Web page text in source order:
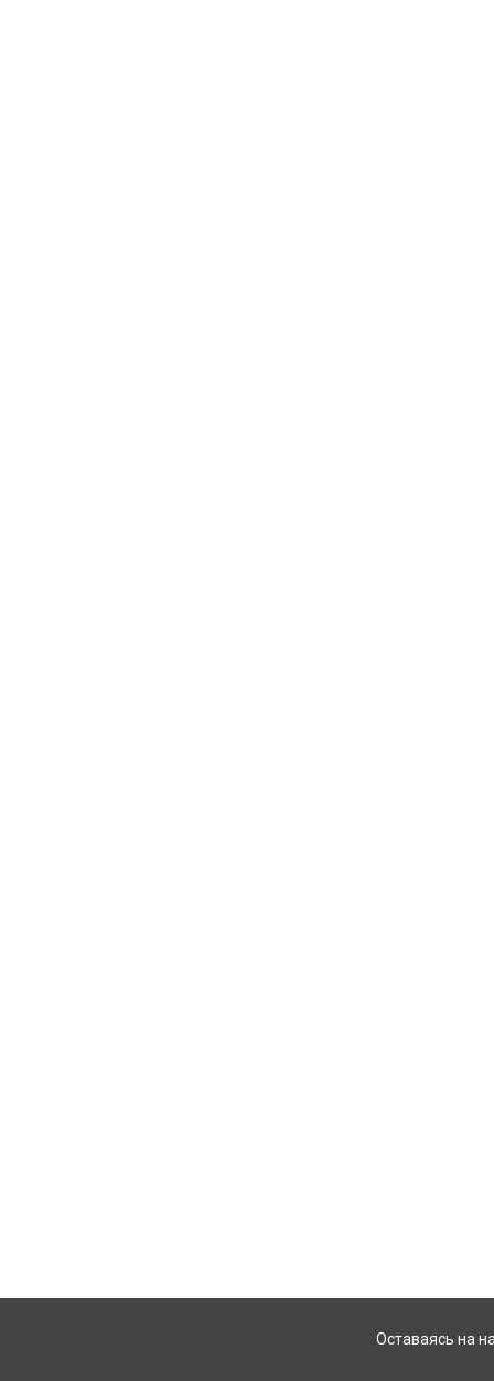
Оставаясь на